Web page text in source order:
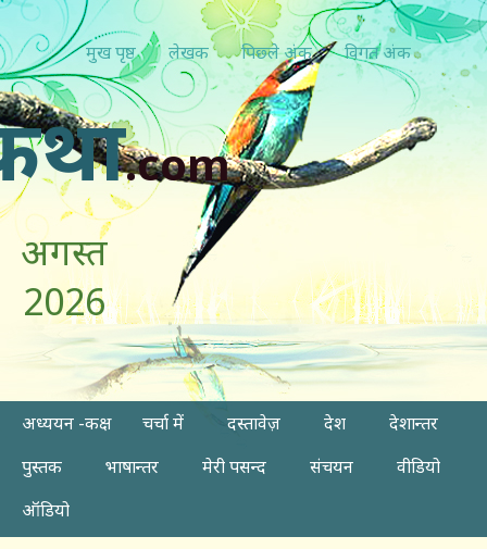
मुख पृष्ठ लेखक पिछ्ले अंक विगत अंक
.com
अगस्त
2026
अध्ययन -कक्ष चर्चा में दस्तावेज़ देश
देशान्तर
पुस्तक
भाषान्तर मेरी पसन्द संचयन
वीडियो
ऑडियो